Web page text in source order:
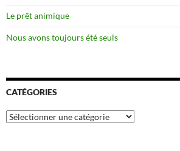
Le prêt animique
Nous avons toujours été seuls
CATÉGORIES
Catégories